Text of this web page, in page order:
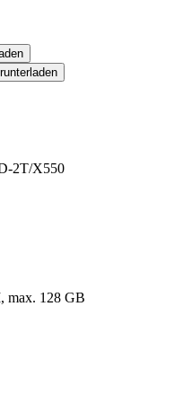
2T/X550
max. 128 GB